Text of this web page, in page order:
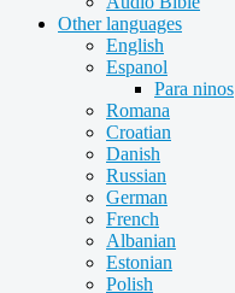
Other languages
English
Espanol
Para ninos
Romana
Croatian
Danish
Russian
German
French
Albanian
Estonian
Polish